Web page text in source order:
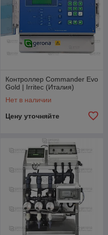
Контроллер Commander Evo
Gold | Irritec (Италия)
Нет в наличии
Цену уточняйте